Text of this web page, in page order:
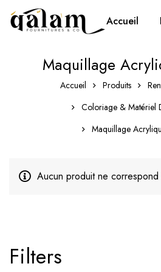
Accueil
Maquillage
Accueil Produits
Coloriage & Matériel
Maquillage
Filters
Aucun produit ne